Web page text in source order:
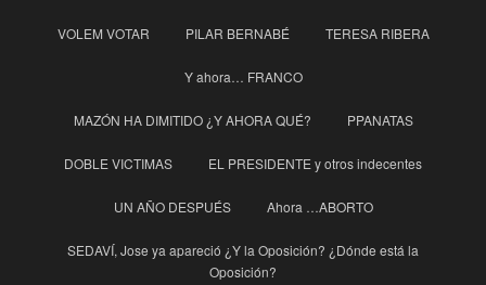
VOLEM VOTAR PILAR BERNABÉ TERESA RIBERA
Y ahora… FRANCO
MAZÓN HA DIMITIDO ¿Y AHORA QUÉ? PPANATAS
DOBLE VICTIMAS EL PRESIDENTE y otros indecentes
UN AÑO DESPUÉS Ahora …ABORTO
SEDAVÍ, Jose ya apareció ¿Y la Oposición? ¿Dónde está la
Oposición?